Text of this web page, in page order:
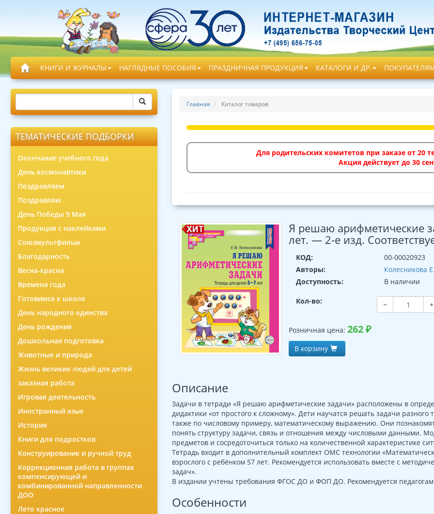
КНИГИ И ЖУРНАЛЫ НАГЛЯДНЫЕ ПОСОБИЯ ПРАЗДНИЧНАЯ ПРОДУКЦИЯ КАТАЛОГИ И ДР.
ТЕМАТИЧЕСКИЕ ПОДБОРКИ
Окончание учебного года
День космонавтики
Поздравляем
Поздравляю
День Победы 9 Мая
Продукция с наклейками
Союзмультфильм
Благодарность
Весна-красна
Времена года
Готовимся к школе
День народного единства
День рождения
Дошкольная подготовка
Животные и природа
Жизнь великих людей для детей
заказная работа
Игровая деятельность
Иностранный язык
История
Книги для подростков
Конструирование и ручной труд
Коррекционная работа в группах
компенсирующей и
комбинированной направленности
ДОО
Лето красное
Главная Каталог товаров
Для родительских комитетов при заказе от 20
Акция действует до 30
Я решаю арифметические
лет. — 2-е изд.
КОД:
00-00020923
Авторы:
Колесникова
Доступность:
В наличии
Кол-во: − +
Розничная цена:262₽
В корзину
Описание
Задачи в тетради «Я решаю арифметические задачи» расположены в
дидактики «от простого к сложному». Дети научатся решать задачи
также по числовому примеру, математическому выражению. Они
понять структуру задачи, связь и отношения между числовыми данными.
предметов и сосредоточиться только на количественной характеристике
Тетрадь входит в дополнительный комплект ОМС технологии
взрослого с ребёнком 57 лет. Рекомендуется использовать вместе с
задач».
В издании учтены требования ФГОС ДО и ФОП ДО. Рекомендуется
Особенности